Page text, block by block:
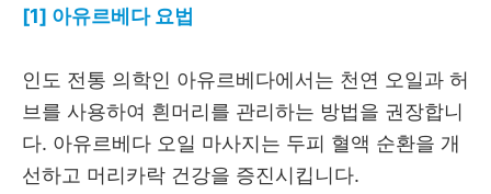
[1] 아유르베다 요법
인도 전통 의학인 아유르베다에서는 천연 오일과 허
브를 사용하여 흰머리를 관리하는 방법을 권장합니
다. 아유르베다 오일 마사지는 두피 혈액 순환을 개
선하고 머리카락 건강을 증진시킵니다.